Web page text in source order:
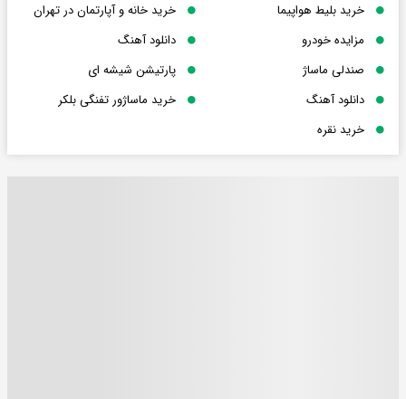
خرید بلیط هواپیما
خرید خانه و آپارتمان در تهران
مزایده خودرو
دانلود آهنگ
صندلی ماساژ
پارتیشن شیشه ای
دانلود آهنگ
خرید ماساژور تفنگی بلکر
خرید نقره